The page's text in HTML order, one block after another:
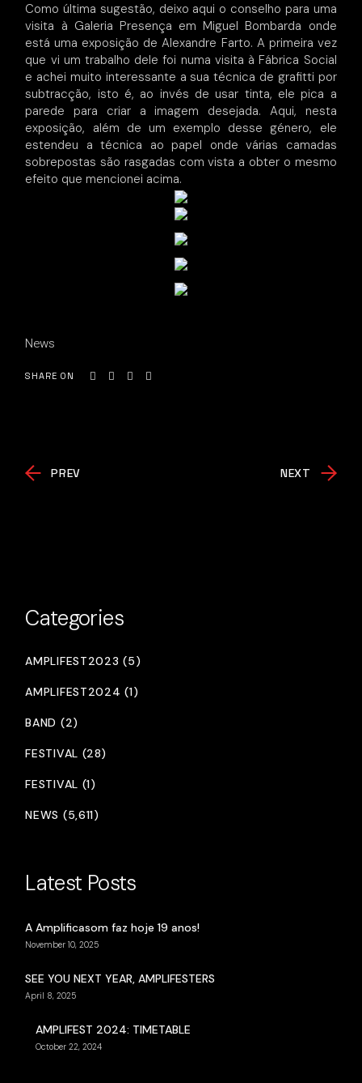
Como última sugestão, deixo aqui o conselho para uma
visita à Galeria Presença em Miguel Bombarda onde
está uma exposição de Alexandre Farto. A primeira vez
que vi um trabalho dele foi numa visita à Fábrica Social
e achei muito interessante a sua técnica de grafitti por
subtracção, isto é, ao invés de usar tinta, ele pica a
parede para criar a imagem desejada. Aqui, nesta
exposição, além de um exemplo desse género, ele
estendeu a técnica ao papel onde várias camadas
sobrepostas são rasgadas com vista a obter o mesmo
efeito que mencionei acima.
News
SHARE ON
PREV NEXT
Categories
AMPLIFEST2023 (5)
AMPLIFEST2024 (1)
BAND (2)
FESTIVAL (28)
FESTIVAL (1)
NEWS (5,611)
Latest Posts
A Amplificasom faz hoje 19 anos!
November 10, 2025
SEE YOU NEXT YEAR, AMPLIFESTERS
April 8, 2025
AMPLIFEST 2024: TIMETABLE
October 22, 2024